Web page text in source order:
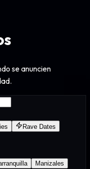
se anuncien
Rave Dates
Manizales